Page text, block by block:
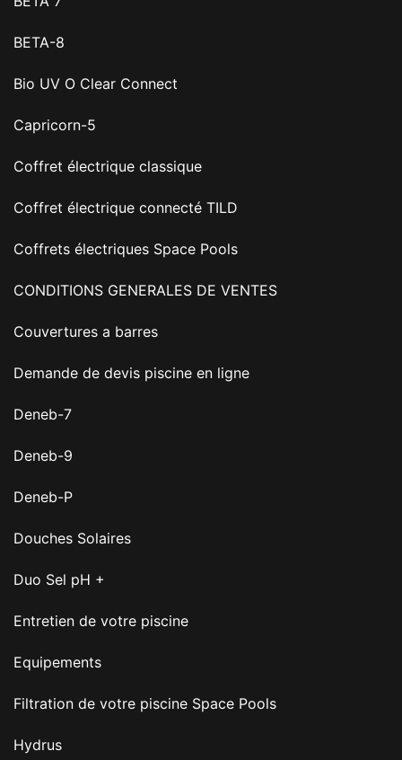
BETA-8
Bio UV O Clear Connect
Capricorn-5
Coffret électrique classique
Coffret électrique connecté TILD
Coffrets électriques Space Pools
CONDITIONS GENERALES DE VENTES
Couvertures a barres
Demande de devis piscine en ligne
Deneb-7
Deneb-9
Deneb-P
Douches Solaires
Duo Sel pH +
Entretien de votre piscine
Equipements
Filtration de votre piscine Space Pools
Hydrus